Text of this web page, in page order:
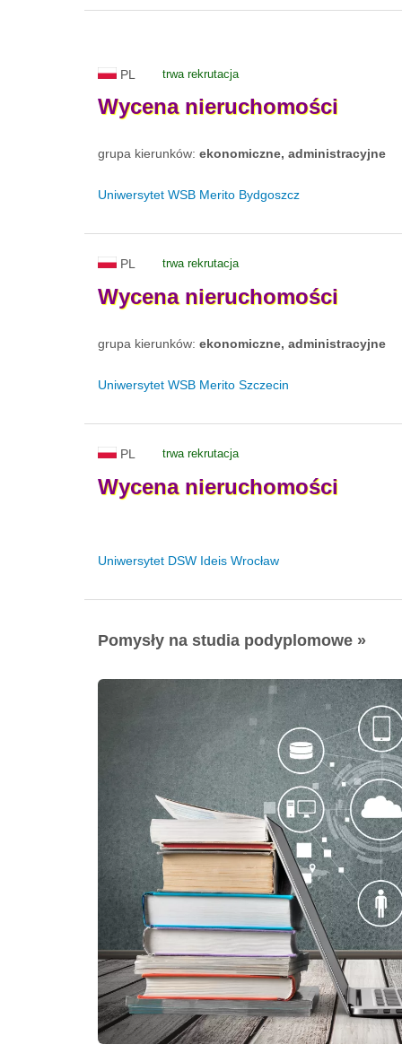
PL trwa rekrutacja
Wycena nieruchomości
grupa kierunków: ekonomiczne, administracyjne
Uniwersytet WSB Merito Bydgoszcz
PL trwa rekrutacja
Wycena nieruchomości
grupa kierunków: ekonomiczne, administracyjne
Uniwersytet WSB Merito Szczecin
PL trwa rekrutacja
Wycena nieruchomości
Uniwersytet DSW Ideis Wrocław
Pomysły na studia podyplomowe »